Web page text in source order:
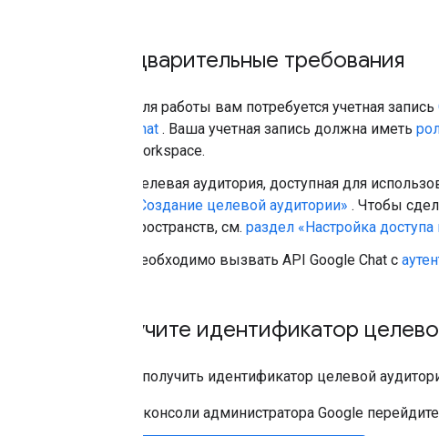
Предварительные требования
Для работы вам потребуется учетная запись
Chat . Ваша учетная запись должна иметь
Workspace.
Целевая аудитория, доступная для
«Создание целевой аудитории» . Чтобы
пространств, см. раздел «Настройка доступа
Необходимо вызвать API Google Chat с
Получите идентификатор
Чтобы получить идентификатор целевой
В консоли администратора Google